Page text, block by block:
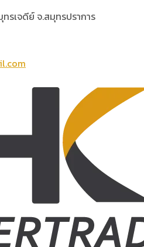
รเจดีย์ จ.สมุทรปราการ